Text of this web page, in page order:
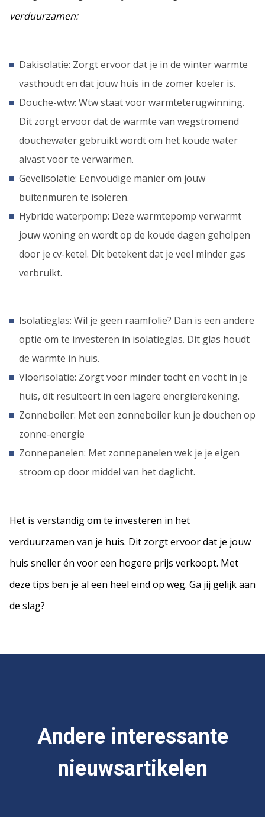
verduurzamen:
Dakisolatie: Zorgt ervoor dat je in de winter warmte
vasthoudt en dat jouw huis in de zomer koeler is.
Douche-wtw: Wtw staat voor warmteterugwinning.
Dit zorgt ervoor dat de warmte van wegstromend
douchewater gebruikt wordt om het koude water
alvast voor te verwarmen.
Gevelisolatie: Eenvoudige manier om jouw
buitenmuren te isoleren.
Hybride waterpomp: Deze warmtepomp verwarmt
jouw woning en wordt op de koude dagen geholpen
door je cv-ketel. Dit betekent dat je veel minder gas
verbruikt.
Isolatieglas: Wil je geen raamfolie? Dan is een andere
optie om te investeren in isolatieglas. Dit glas houdt
de warmte in huis.
Vloerisolatie: Zorgt voor minder tocht en vocht in je
huis, dit resulteert in een lagere energierekening.
Zonneboiler: Met een zonneboiler kun je douchen op
zonne-energie
Zonnepanelen: Met zonnepanelen wek je je eigen
stroom op door middel van het daglicht.
Het is verstandig om te investeren in het
verduurzamen van je huis. Dit zorgt ervoor dat je jouw
huis sneller én voor een hogere prijs verkoopt. Met
deze tips ben je al een heel eind op weg. Ga jij gelijk aan
de slag?
Andere interessante
nieuwsartikelen